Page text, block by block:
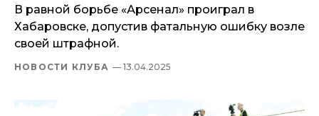
В равной борьбе «Арсенал» проиграл в
Хабаровске, допустив фатальную ошибку возле
своей штрафной.
НОВОСТИ КЛУБА — 13.04.2025